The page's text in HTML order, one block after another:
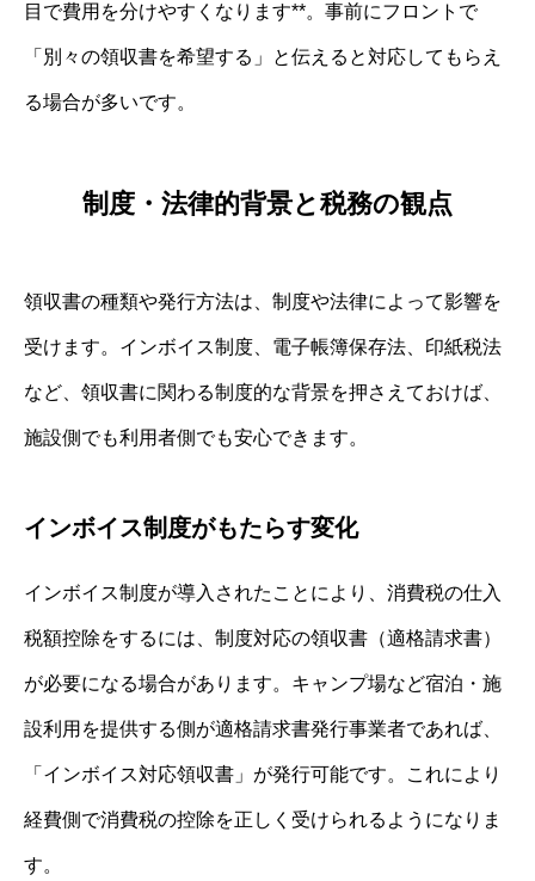
目で費用を分けやすくなります**。事前にフロントで
「別々の領収書を希望する」と伝えると対応してもらえ
る場合が多いです。
制度・法律的背景と税務の観点
領収書の種類や発行方法は、制度や法律によって影響を
受けます。インボイス制度、電子帳簿保存法、印紙税法
など、領収書に関わる制度的な背景を押さえておけば、
施設側でも利用者側でも安心できます。
インボイス制度がもたらす変化
インボイス制度が導入されたことにより、消費税の仕入
税額控除をするには、制度対応の領収書（適格請求書）
が必要になる場合があります。キャンプ場など宿泊・施
設利用を提供する側が適格請求書発行事業者であれば、
「インボイス対応領収書」が発行可能です。これにより
経費側で消費税の控除を正しく受けられるようになりま
す。